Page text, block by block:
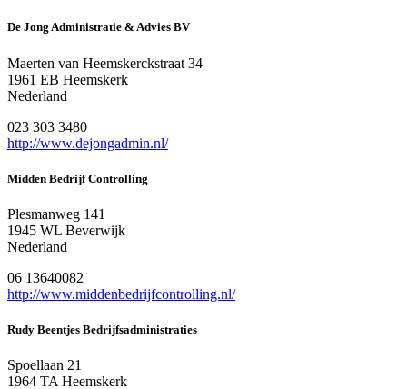
De Jong Administratie & Advies BV
Maerten van Heemskerckstraat 34
1961 EB Heemskerk
Nederland
023 303 3480
http://www.dejongadmin.nl/
Midden Bedrijf Controlling
Plesmanweg 141
1945 WL Beverwijk
Nederland
06 13640082
http://www.middenbedrijfcontrolling.nl/
Rudy Beentjes Bedrijfsadministraties
Spoellaan 21
1964 TA Heemskerk